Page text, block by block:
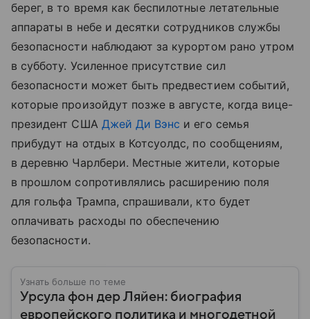
берег, в то время как беспилотные летательные
аппараты в небе и десятки сотрудников службы
безопасности наблюдают за курортом рано утром
в субботу. Усиленное присутствие сил
безопасности может быть предвестием событий,
которые произойдут позже в августе, когда вице-
президент США Джей Ди Вэнс и его семья
прибудут на отдых в Котсуолдс, по сообщениям,
в деревню Чарлбери. Местные жители, которые
в прошлом сопротивлялись расширению поля
для гольфа Трампа, спрашивали, кто будет
оплачивать расходы по обеспечению
безопасности.
Узнать больше по теме
Урсула фон дер Ляйен: биография
европейского политика и многодетной